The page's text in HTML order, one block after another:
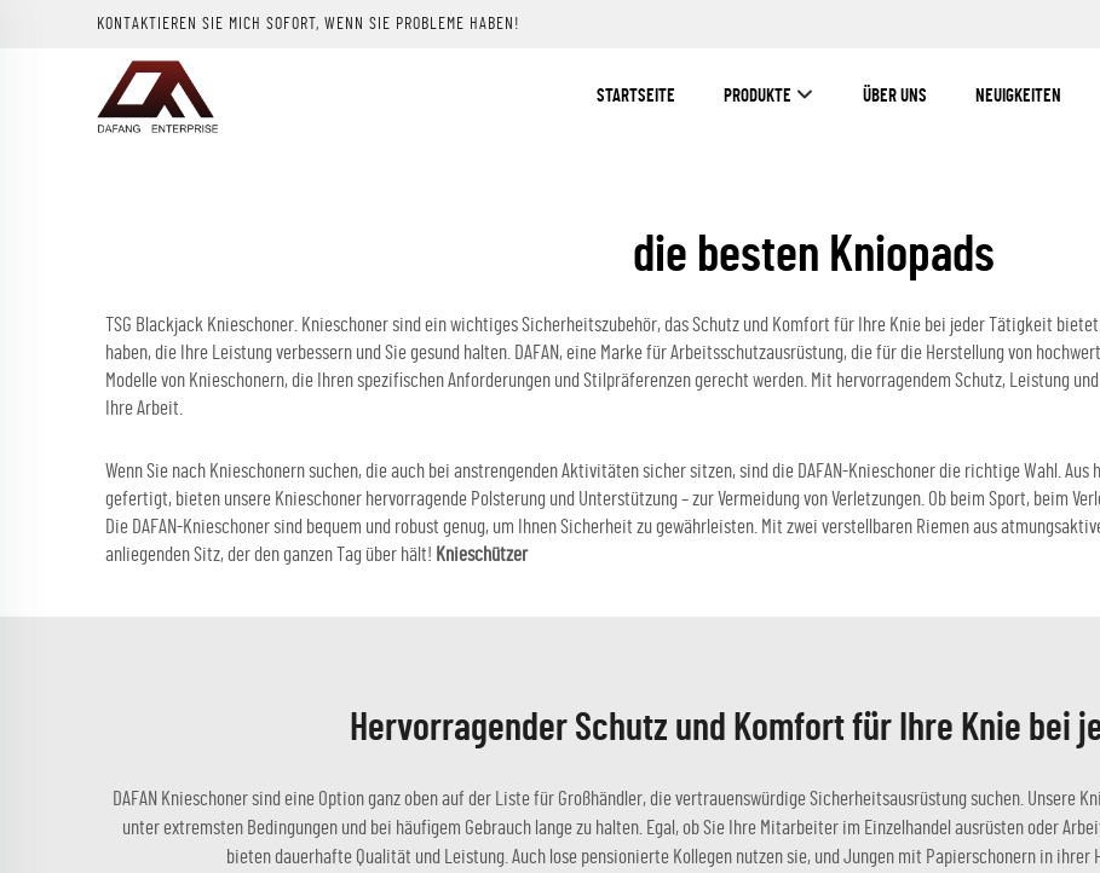
KONTAKTIEREN SIE MICH SOFORT, WENN SIE PROBLEME HABEN!
STARTSEITE PRODUKTE ÜBER UNS NEUIGKEITEN
die besten Kniopads
TSG Blackjack Knieschoner. Knieschoner sind ein wichtiges Sicherheitszubehör, das Schutz und Komfort für Ihre Knie bei jeder Tätigkeit
haben, die Ihre Leistung verbessern und Sie gesund halten. DAFAN, eine Marke für Arbeitsschutzausrüstung, die für die Herstellung von
Modelle von Knieschonern, die Ihren spezifischen Anforderungen und Stilpräferenzen gerecht werden. Mit hervorragendem Schutz, Leistung
Ihre Arbeit.
Wenn Sie nach Knieschonern suchen, die auch bei anstrengenden Aktivitäten sicher sitzen, sind die DAFAN-Knieschoner die richtige Wahl.
gefertigt, bieten unsere Knieschoner hervorragende Polsterung und Unterstützung – zur Vermeidung von Verletzungen. Ob beim Sport, beim
Die DAFAN-Knieschoner sind bequem und robust genug, um Ihnen Sicherheit zu gewährleisten. Mit zwei verstellbaren Riemen aus
anliegenden Sitz, der den ganzen Tag über hält! Knieschützer
Hervorragender Schutz und Komfort für Ihre Knie bei
DAFAN Knieschoner sind eine Option ganz oben auf der Liste für Großhändler, die vertrauenswürdige Sicherheitsausrüstung suchen. Unsere
unter extremsten Bedingungen und bei häufigem Gebrauch lange zu halten. Egal, ob Sie Ihre Mitarbeiter im Einzelhandel ausrüsten oder
bieten dauerhafte Qualität und Leistung. Auch lose pensionierte Kollegen nutzen sie, und Jungen mit Papierschonern in ihrer